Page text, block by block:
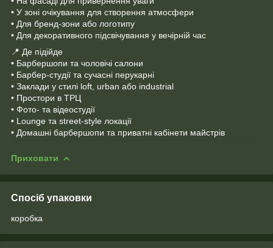
• У зоні очікування для створення атмосфери
• Для бренд-зони або логотипу
• Для декоративного підсвічування у вечірній час
📍 Де підійде
• Барбершопи та чоловічі салони
• Барбер-студії та сучасні перукарні
• Заклади у стилі loft, urban або industrial
• Простори в ТРЦ
• Фото- та відеостудії
• Lounge та street-style локації
• Домашні барбершопи та приватні кабінети майстрів
Приховати
Спосіб упаковки
коробка